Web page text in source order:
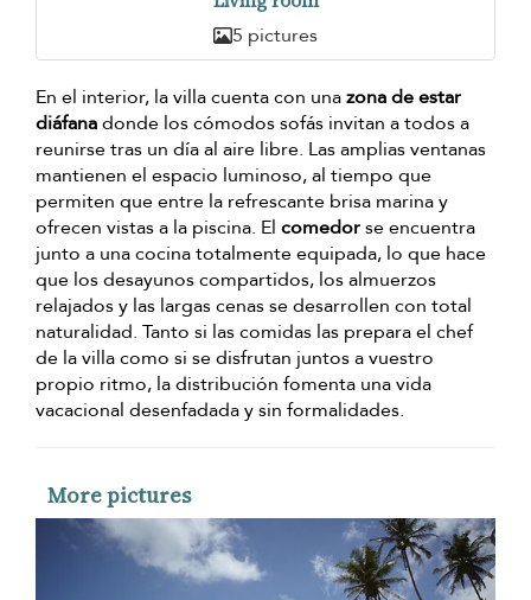
5 pictures
En el interior, la villa cuenta con unazona de estar
diáfanadonde los cómodos sofás invitan a todos a
reunirse tras un día al aire libre. Las amplias ventanas
mantienen el espacio luminoso, al tiempo que
permiten que entre la refrescante brisa marina y
ofrecen vistas a la piscina. El comedorse encuentra
junto a una cocina totalmente equipada, lo que hace
que los desayunos compartidos, los almuerzos
relajados y las largas cenas se desarrollen con total
naturalidad. Tanto si las comidas las prepara el chef
de la villa como si se disfrutan juntos a vuestro
propio ritmo, la distribución fomenta una vida
vacacional desenfadada y sin formalidades.
More pictures